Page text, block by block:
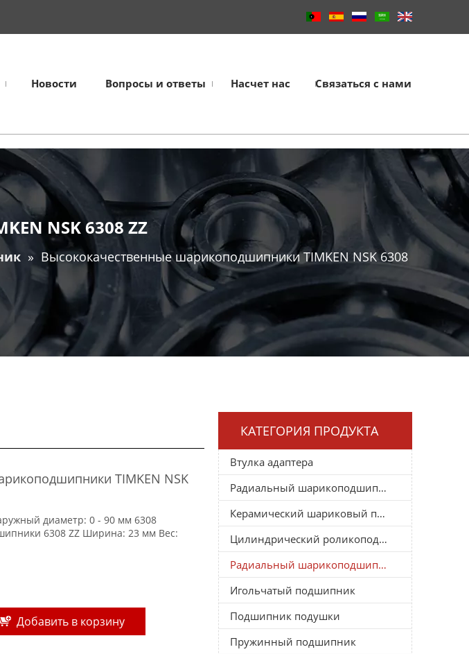
Новости Вопросы и ответы Насчет нас Связаться с нами
NSK 6308 ZZ
» Высококачественные шарикоподшипники TIMKEN NSK 6308
TIMKEN NSK
диаметр: 0 - 90 мм 6308
6308 ZZ Ширина: 23 мм Вес:
Добавить в корзину
КАТЕГОРИЯ ПРОДУКТА
Втулка адаптера
Радиальный шарикоподшипник
Керамический шариковый подшипник
Цилиндрический роликоподшипник
Радиальный шарикоподшипник
Игольчатый подшипник
Подшипник подушки
Пружинный подшипник